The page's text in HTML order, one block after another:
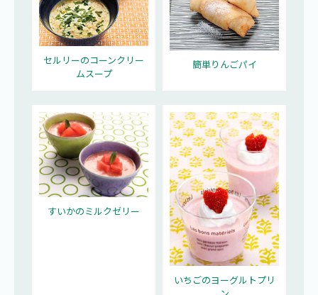
セルリーのコーンクリー
ムスープ
簡単りんごパイ
すいかのミルクゼリー
いちごのヨーグルトプリ